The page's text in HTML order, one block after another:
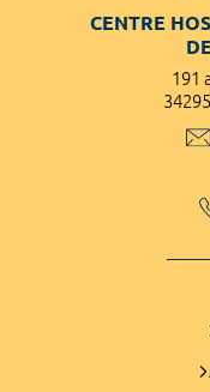
CENTRE
191